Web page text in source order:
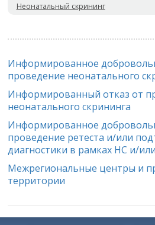
Неонатальный скрининг
Информированное
проведение неонатального
Информированный отказ от
неонатального скрининга
Информированное
проведение ретеста и/или
диагностики в рамках НС и/
Межрегиональные центры и
территории